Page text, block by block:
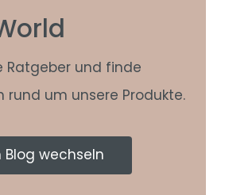
Ratgeber und finde
rund um unsere Produkte.
Blog wechseln